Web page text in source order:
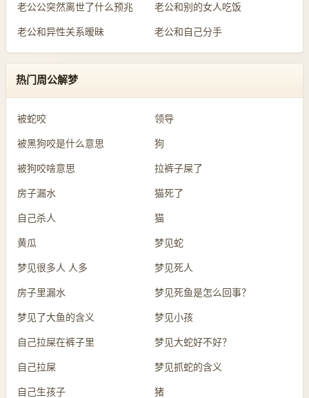
老公公突然离世了什么预兆 老公和别的女人吃饭
老公和异性关系暧昧 老公和自己分手
热门周公解梦
被蛇咬 领导
被黑狗咬是什么意思 狗
被狗咬啥意思 拉裤子屎了
房子漏水 猫死了
自己杀人 猫
黄瓜 梦见蛇
梦见很多人 人多 梦见死人
房子里漏水 梦见死鱼是怎么回事？
梦见了大鱼的含义 梦见小孩
自己拉屎在裤子里 梦见大蛇好不好？
自己拉屎 梦见抓蛇的含义
自己生孩子 猪